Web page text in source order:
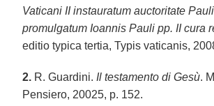
Vaticani II instauratum auctoritate
promulgatum Ioannis Pauli pp. II cura
editio typica tertia, Typis vaticanis,
2. R. Guardini. Il testamento di Gesù.
Pensiero, 20025, p. 152.